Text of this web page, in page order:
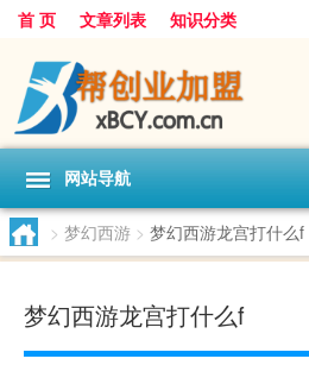
首 页 文章列表 知识分类
网站导航
> 梦幻西游 > 梦幻西游龙宫打什么f
梦幻西游龙宫打什么f